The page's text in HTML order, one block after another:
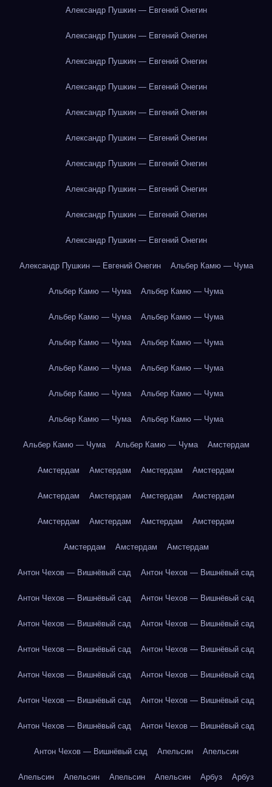
Александр Пушкин — Евгений Онегин
Александр Пушкин — Евгений Онегин
Александр Пушкин — Евгений Онегин
Александр Пушкин — Евгений Онегин
Александр Пушкин — Евгений Онегин
Александр Пушкин — Евгений Онегин
Александр Пушкин — Евгений Онегин
Александр Пушкин — Евгений Онегин
Александр Пушкин — Евгений Онегин
Александр Пушкин — Евгений Онегин
Александр Пушкин — Евгений Онегин Альбер Камю — Чума
Альбер Камю — Чума Альбер Камю — Чума
Альбер Камю — Чума Альбер Камю — Чума
Альбер Камю — Чума Альбер Камю — Чума
Альбер Камю — Чума Альбер Камю — Чума
Альбер Камю — Чума Альбер Камю — Чума
Альбер Камю — Чума Альбер Камю — Чума
Альбер Камю — Чума Альбер Камю — Чума Амстердам
Амстердам Амстердам Амстердам Амстердам
Амстердам Амстердам Амстердам Амстердам
Амстердам Амстердам Амстердам Амстердам
Амстердам Амстердам Амстердам
Антон Чехов — Вишнёвый сад Антон Чехов — Вишнёвый сад
Антон Чехов — Вишнёвый сад Антон Чехов — Вишнёвый сад
Антон Чехов — Вишнёвый сад Антон Чехов — Вишнёвый сад
Антон Чехов — Вишнёвый сад Антон Чехов — Вишнёвый сад
Антон Чехов — Вишнёвый сад Антон Чехов — Вишнёвый сад
Антон Чехов — Вишнёвый сад Антон Чехов — Вишнёвый сад
Антон Чехов — Вишнёвый сад Антон Чехов — Вишнёвый сад
Антон Чехов — Вишнёвый сад Апельсин Апельсин
Апельсин Апельсин Апельсин Апельсин Арбуз Арбуз